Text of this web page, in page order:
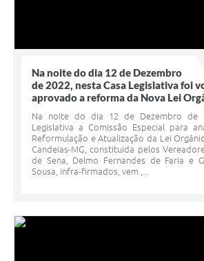
Na noite do dia 12 de Dezembro
de 2022, nesta Casa Legislativa foi
aprovado a reforma da Nova Lei
Na noite do dia 12 de Dezembro de
Legislativa a Comissão Especial para
Reformulação e Atualização da Lei
Candeias-MG, constituída pelos
de Sena, Delmo Fernandes de Faria e
Sousa, infra-firmados, vem ,...